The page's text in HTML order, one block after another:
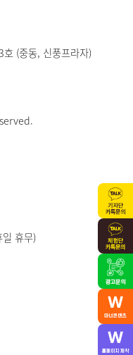
(중동, 신풍프라자)
휴무)